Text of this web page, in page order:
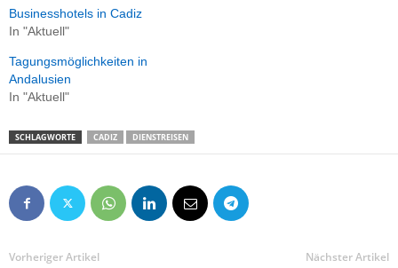
Businesshotels in Cadiz
In "Aktuell"
Tagungsmöglichkeiten in
Andalusien
In "Aktuell"
SCHLAGWORTE CADIZ DIENSTREISEN
Vorheriger Artikel Nächster Artikel